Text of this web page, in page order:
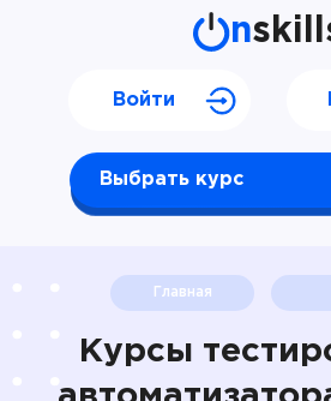
n
Выбрать курс
Войти
Главная
Курсы